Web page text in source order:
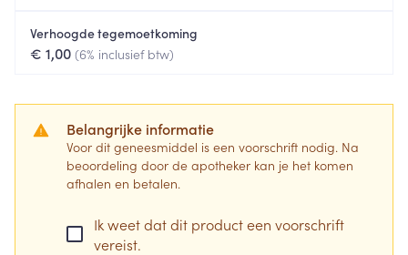
Verhoogde tegemoetkoming
€ 1,00 (6% inclusief btw)
Belangrijke informatie
Voor dit geneesmiddel is een voorschrift nodig. Na
beoordeling door de apotheker kan je het komen
afhalen en betalen.
Ik weet dat dit product een voorschrift
vereist.